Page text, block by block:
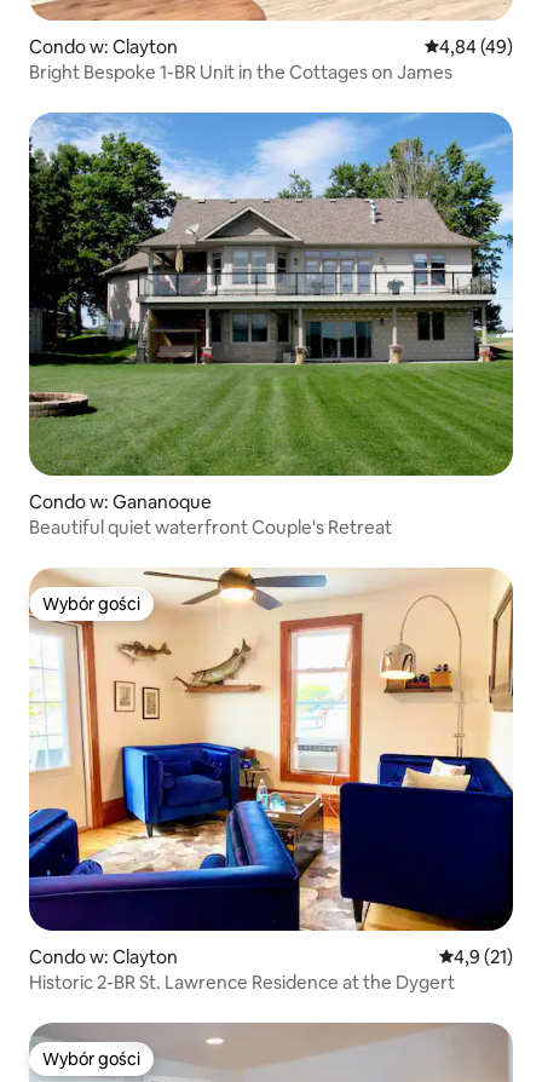
Condo w: Clayton Średnia
4,84 (49)
Bright Bespoke 1-BR Unit in the Cottages on James
Condo w: Gananoque
Beautiful quiet waterfront Couple's Retreat
Wybór gości
Wybór gości
Condo w: Clayton Średnia
4,9 (21)
Historic 2-BR St. Lawrence Residence at the Dygert
Wybór gości
Wybór gości